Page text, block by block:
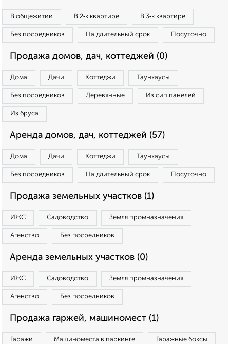
В общежитии В 2‑к квартире В 3‑к квартире
Без посредников На длительный срок Посуточно
Продажа домов, дач, коттеджей (0)
Дома Дачи Коттеджи Таунхаусы
Без посредников Деревянные Из сип панелей
Из бруса
Аренда домов, дач, коттеджей (57)
Дома Дачи Коттеджи Таунхаусы
Без посредников На длительный срок Посуточно
Продажа земельных участков (1)
ИЖС Садоводство Земля промназначения
Агенство Без посредников
Аренда земельных участков (0)
ИЖС Садоводство Земля промназначения
Агенство Без посредников
Продажа гаржей, машиномест (1)
Гаражи Машиноместа в паркинге Гаражные боксы